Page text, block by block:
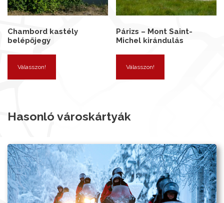
Chambord kastély
belépőjegy
Válasszon!
Párizs – Mont Saint-
Michel kirándulás
Válasszon!
Hasonló városkártyák